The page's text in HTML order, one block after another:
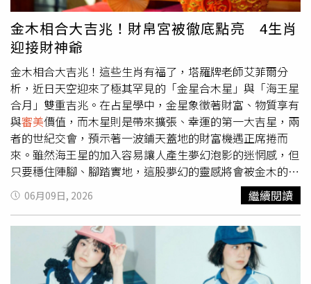
暗的政治氛圍中無法施展抱負，唯有煮茶品茗抒展情懷。因
此特別強調茶席環境，以及幽雅氛圍的營造，將品茶、賞
器、吟詩賞畫與聞香等，同時融入生活藝術，使品茶成為一
種契合天地、回歸自然的活動，並提升至文化藝術的境界，
開啟明代「文士茶」的風起雲湧。本文作者吳德亮以詩畫詮
釋烹蒸爐盞瀹茶。（圖／吳德亮攝影）四大才子自然都留下
了許多精彩的品茶代表作，不僅帶動晚明文人的茶風鼎盛，
還將茶畫、茶詩的創作引領至另一高潮，強調品茗時對茶
水、器具、環境、心情、氛圍的規範等。其中讓我印象深刻
的是仇英繪圖、文徵明寫經的《趙孟頫寫經換茶圖》，現藏
於美國克利夫蘭藝術博物館，描繪元初書畫名家趙孟頫嗜
茶，用寫心經與老友中峰明本禪師換茶的故事，畫卷用筆細
潤、暈染淡秀，令人神往。台北市茶藝促進會理事長溫瑞蘭
漁會前致詞。（圖／吳德亮攝影）而畫中最吸引我的是童子
在主人瀹茶前先以爐盞煎茶的專注畫面，原來明代除了表現
文人情趣出發的茶藝，審美
氛圍的營造或精準表現茶人精神
外，以爐盞烹蒸煎茶比起今日兩岸風行的撮泡法或工夫茶，
金木相合大吉兆！財帛宮被徹底點亮 4生肖
迎接財神爺
金木相合大吉兆！這些生肖有福了，塔羅牌老師艾菲爾分
析，近日天空迎來了極其罕見的「金星合木星」與「海王星
合月」雙重吉兆。在占星學中，金星象徵著財富、物質享有
與審美價值，而木星則是帶來擴張、幸運的第一大吉星，兩
者的世紀交會，預示著一波鋪天蓋地的財富機遇正席捲而
來。雖然海王星的加入容易讓人產生夢幻泡影的迷惘感，但
只要穩住陣腳、腳踏實地，這股夢幻的靈感將會被金木的和
諧能量實體化。艾菲爾表示對於以下4生肖而言，財帛宮已
被徹底點亮，原本凝滯的資金水位正強勢翻紅。請準備好迎
接財神爺的眷顧，這是一場將虛幻化為實質財富爆發力的豐
收盛宴！〈生肖鼠〉靈感變現，興趣開花結果屬鼠的朋友，
近期你是否覺得腦海中總閃過一些奇妙的點子，或是某個私
下默默經營許久的興趣，正悄悄發出渴望突破的訊號？受到
06月09日, 2026 繼續閱讀